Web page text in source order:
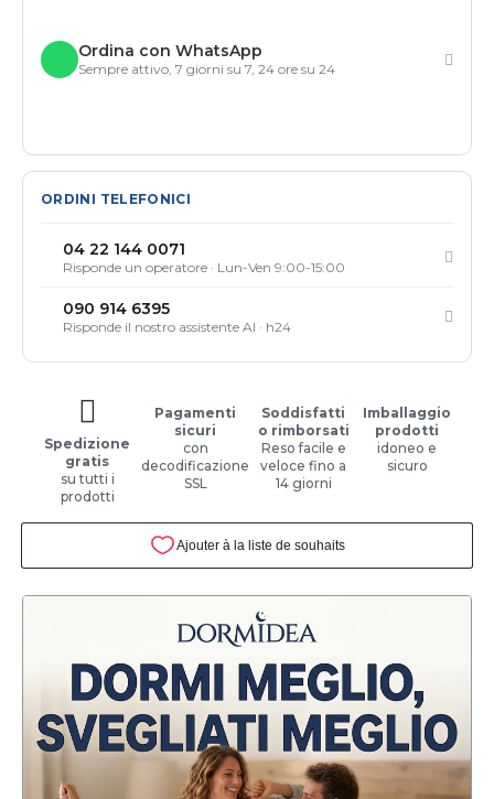
Ordina con WhatsApp
Sempre attivo, 7 giorni su 7, 24 ore su 24
ORDINI TELEFONICI
04 22 144 0071
Risponde un operatore · Lun-Ven 9:00-15:00
090 914 6395
Risponde il nostro assistente AI · h24
Spedizione
gratis
su tutti i
prodotti
Pagamenti
sicuri
con
decodificazione
SSL
Soddisfatti
o rimborsati
Reso facile e
veloce fino a
14 giorni
Imballaggio
prodotti
idoneo e
sicuro